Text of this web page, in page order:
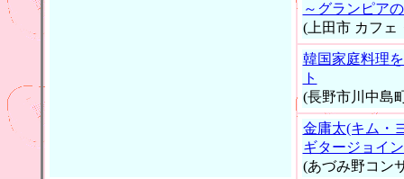
～グランピア
(上田市 カフェ
韓国家庭料理
ト
(長野市川中島
金庸太(キム・
ギタージョイ
(あづみ野コン